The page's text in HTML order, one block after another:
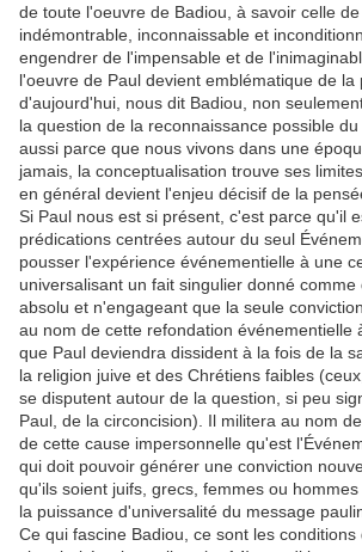
de toute l'oeuvre de Badiou, à savoir celle
indémontrable, inconnaissable et
engendrer de l'impensable et de
l'oeuvre de Paul devient emblématique de la
d'aujourd'hui, nous dit Badiou, non
la question de la reconnaissance possible
aussi parce que nous vivons dans une
jamais, la conceptualisation trouve ses
en général devient l'enjeu décisif de la
Si Paul nous est si présent, c'est parce qu'il
prédications centrées autour du seul
pousser l'expérience événementielle à une
universalisant un fait singulier donné
absolu et n'engageant que la seule
au nom de cette refondation événementielle
que Paul deviendra dissident à la fois de la
la religion juive et des Chrétiens faibles
se disputent autour de la question, si peu
Paul, de la circoncision). Il militera au nom
de cette cause impersonnelle qu'est
qui doit pouvoir générer une conviction
qu'ils soient juifs, grecs, femmes ou
la puissance d'universalité du message
Ce qui fascine Badiou, ce sont les conditions